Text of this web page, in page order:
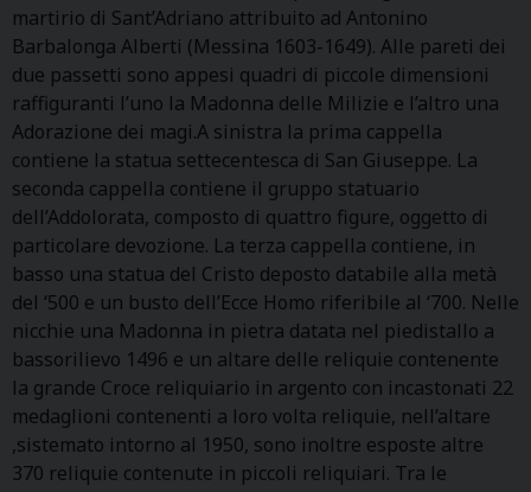
martirio di Sant’Adriano attribuito ad Antonino
Barbalonga Alberti (Messina 1603-1649). Alle pareti dei
due passetti sono appesi quadri di piccole dimensioni
raffiguranti l’uno la Madonna delle Milizie e l’altro una
Adorazione dei magi.A sinistra la prima cappella
contiene la statua settecentesca di San Giuseppe. La
seconda cappella contiene il gruppo statuario
dell’Addolorata, composto di quattro figure, oggetto di
particolare devozione. La terza cappella contiene, in
basso una statua del Cristo deposto databile alla metà
del ‘500 e un busto dell’Ecce Homo riferibile al ‘700. Nelle
nicchie una Madonna in pietra datata nel piedistallo a
bassorilievo 1496 e un altare delle reliquie contenente
la grande Croce reliquiario in argento con incastonati 22
medaglioni contenenti a loro volta reliquie, nell’altare
,sistemato intorno al 1950, sono inoltre esposte altre
370 reliquie contenute in piccoli reliquiari. Tra le